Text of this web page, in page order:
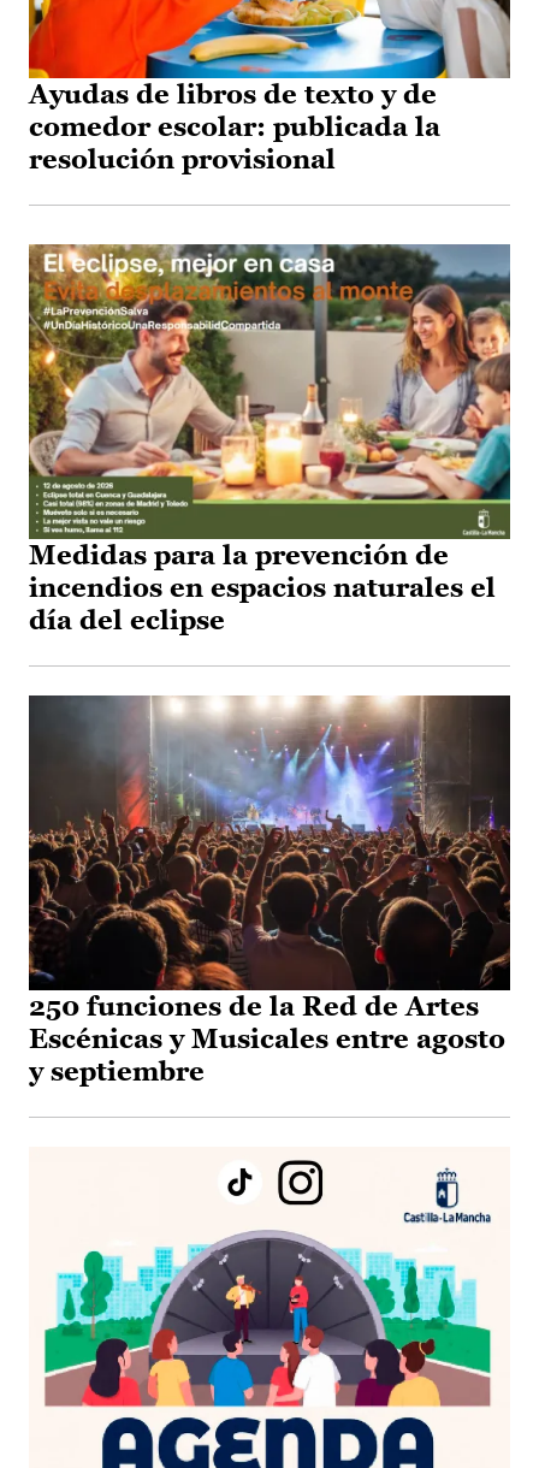
Ayudas de libros de texto y de
comedor escolar: publicada la
resolución provisional
Medidas para la prevención de
incendios en espacios naturales el
día del eclipse
250 funciones de la Red de Artes
Escénicas y Musicales entre agosto
y septiembre